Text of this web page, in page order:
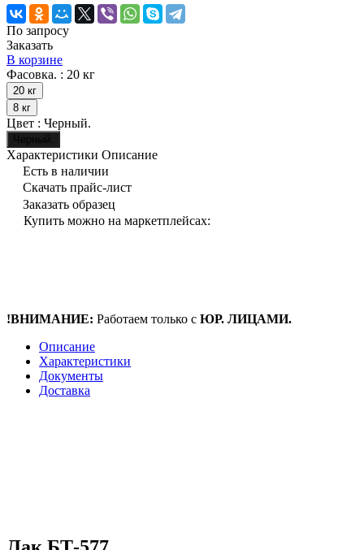
По запросу
Заказать
В корзине
Фасовка. : 20 кг
20 кг
8 кг
Цвет : Черный.
Черный.
Характеристики Описание
Есть в наличии
Скачать прайс-лист
Заказать образец
Купить можно на маркетплейсах:
!ВНИМАНИЕ: Работаем только с ЮР. ЛИЦАМИ.
Описание
Характеристики
Документы
Доставка